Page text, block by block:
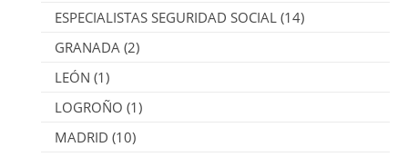
ESPECIALISTAS SEGURIDAD SOCIAL (14)
GRANADA (2)
LEÓN (1)
LOGROÑO (1)
MADRID (10)